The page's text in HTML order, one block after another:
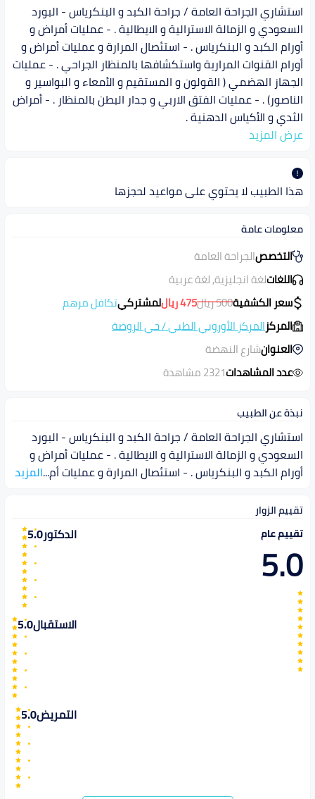
استشاري الجراحة العامة / جراحة الكبد و البنكرياس - البورد
السعودي و الزمالة الاسترالية و الايطالية . - عمليات أمراض و
أورام الكبد و البنكرياس . - استئصال المرارة و عمليات أمراض و
أورام القنوات المرارية واستكشافها بالمنظار الجراحي . - عمليات
الجهاز الهضمي ( القولون و المستقيم و الأمعاء و البواسير و
الناصور) . - عمليات الفتق الاربي و جدار البطن بالمنظار . - أمراض
الثدي و الأكياس الدهنية .
عرض المزيد
هذا الطبيب لا يحتوي على مواعيد لحجزها
معلومات عامة
التخصصالجراحة العامة
اللغاتلغة انجليزية, لغة عربية
سعر الكشفية500ريال475رياللمشتركيتكافل مرهم
المركزالمركز الأوروبي الطبي/حي الروضة
العنوانشارع النهضة
عدد المشاهدات2321 مشاهدة
نبذة عن الطبيب
استشاري الجراحة العامة / جراحة الكبد و البنكرياس - البورد
السعودي و الزمالة الاسترالية و الايطالية . - عمليات أمراض و
أورام الكبد و البنكرياس . - استئصال المرارة و عمليات أم...المزيد
تقييم الزوار
تقييم عام
5.0
الدكتور5.0
الاستقبال5.0
التمريض5.0